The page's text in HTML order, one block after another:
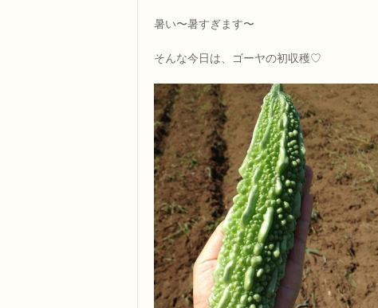
暑い〜暑すぎます〜
そんな今日は、ゴーヤの初収穫♡